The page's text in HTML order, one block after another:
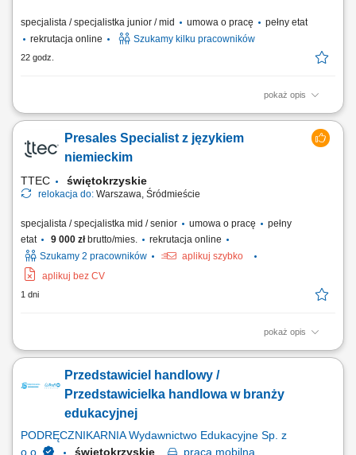
specjalista / specjalistka junior / mid umowa o pracę
pełny etat
rekrutacja online
Szukamy kilku pracowników
22 godz.
pokaż opis
ZAKRES OBOWIĄZKÓW: Aktywny kontakt telefoniczny z klientami
zainteresowanymi naszymi produktami Sprzedaż usług związanych z
finansami, w tym szkoleń z zakresu edukacji finansowej; Budowanie
relacji i pozyskiwanie klientów dla naszych kluczowych Partnerów
Presales Specialist z językiem
niemieckim
TTEC świętokrzyskie
relokacja do: Warszawa, Śródmieście
specjalista / specjalistka mid / senior umowa o pracę
pełny
etat
9 000 złbrutto/mies.
rekrutacja online
Szukamy 2 pracowników
aplikuj szybko
aplikuj bez CV
1 dni
pokaż opis
As a Sales Representative (Presales) with German – Hybrid, working on
#experienceTTEC Our employees have spoken. Our purpose, team,
and company culture are amazing and our Great Place to Work®
certification in Poland...
Przedstawiciel handlowy /
Przedstawicielka handlowa w branży
edukacyjnej
PODRĘCZNIKARNIA Wydawnictwo Edukacyjne Sp. z
o.o.
świętokrzyskie praca mobilna